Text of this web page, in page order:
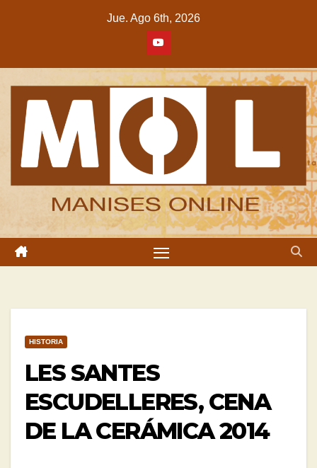
Jue. Ago 6th, 2026
HISTORIA
LES SANTES
ESCUDELLERES, CENA
DE LA CERÁMICA 2014